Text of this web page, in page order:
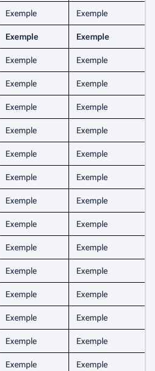
Exemple Exemple
Exemple Exemple
Exemple Exemple
Exemple Exemple
Exemple Exemple
Exemple Exemple
Exemple Exemple
Exemple Exemple
Exemple Exemple
Exemple Exemple
Exemple Exemple
Exemple Exemple
Exemple Exemple
Exemple Exemple
Exemple Exemple
Exemple Exemple